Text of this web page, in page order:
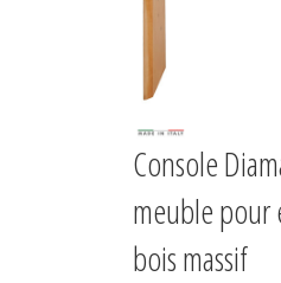
Console
meuble pour
bois massif